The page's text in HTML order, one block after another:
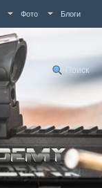
Фото Блоги
Поиск